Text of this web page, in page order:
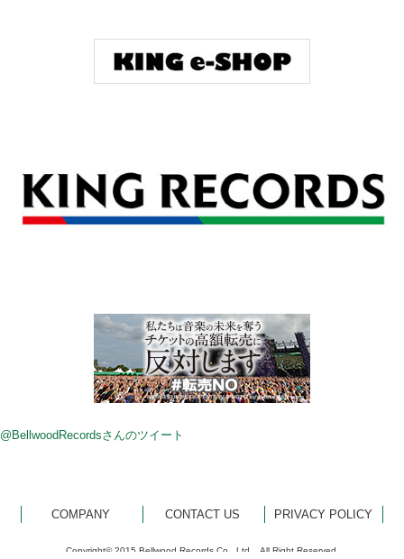
@BellwoodRecordsさんのツイート
COMPANY CONTACT US PRIVACY POLICY
Copyright© 2015 Bellwood Records Co., Ltd... All Right Reserved.